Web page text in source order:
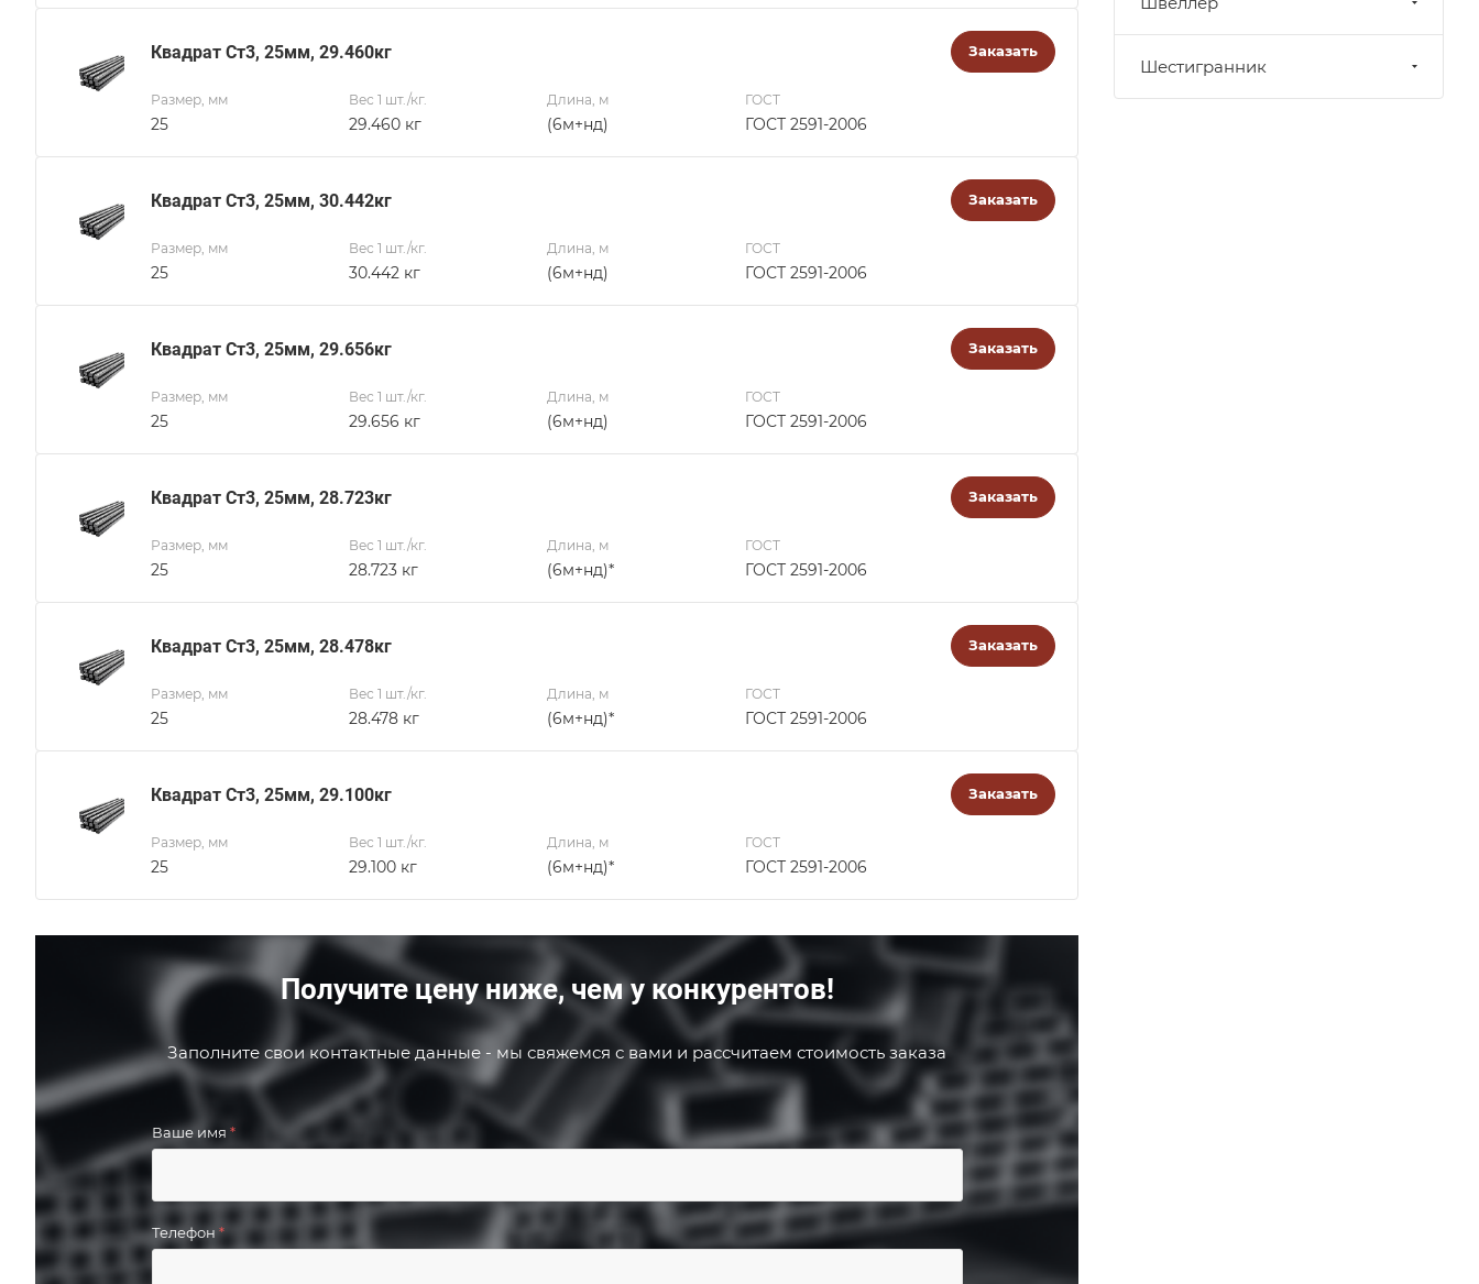
Квадрат Ст3, 25мм, 29.460кг Заказать
Размер, мм
25
Вес 1 шт./кг.
29.460 кг
Длина, м
(6м+нд)
ГОСТ
ГОСТ 2591-2006
Квадрат Ст3, 25мм, 30.442кг Заказать
Размер, мм
25
Вес 1 шт./кг.
30.442 кг
Длина, м
(6м+нд)
ГОСТ
ГОСТ 2591-2006
Квадрат Ст3, 25мм, 29.656кг Заказать
Размер, мм
25
Вес 1 шт./кг.
29.656 кг
Длина, м
(6м+нд)
ГОСТ
ГОСТ 2591-2006
Квадрат Ст3, 25мм, 28.723кг Заказать
Размер, мм
25
Вес 1 шт./кг.
28.723 кг
Длина, м
(6м+нд)*
ГОСТ
ГОСТ 2591-2006
Квадрат Ст3, 25мм, 28.478кг Заказать
Размер, мм
25
Вес 1 шт./кг.
28.478 кг
Длина, м
(6м+нд)*
ГОСТ
ГОСТ 2591-2006
Квадрат Ст3, 25мм, 29.100кг Заказать
Размер, мм
25
Вес 1 шт./кг.
29.100 кг
Длина, м
(6м+нд)*
ГОСТ
ГОСТ 2591-2006
Получите цену ниже, чем у конкурентов!
Заполните свои контактные данные - мы свяжемся с вами и рассчитаем стоимость заказа
Ваше имя *
Телефон *
Шестигранник